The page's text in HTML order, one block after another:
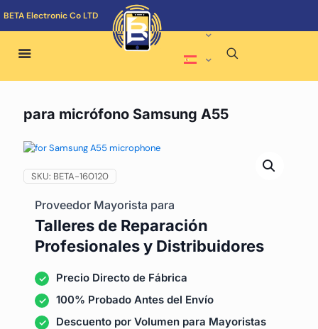
BETA Electronic Co LTD
para micrófono Samsung A55
SKU: BETA-160120
Proveedor Mayorista para
Talleres de Reparación
Profesionales y Distribuidores
Precio Directo de Fábrica
100% Probado Antes del Envío
Descuento por Volumen para Mayoristas